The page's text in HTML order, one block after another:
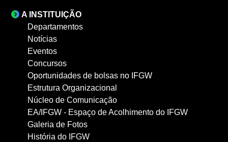
A INSTITUIÇÃO
Departamentos
Notícias
Eventos
Concursos
Oportunidades de bolsas no IFGW
Estrutura Organizacional
Núcleo de Comunicação
EA/IFGW - Espaço de Acolhimento do IFGW
Galeria de Fotos
História do IFGW